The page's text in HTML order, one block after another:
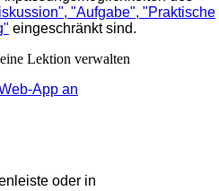
"Aufgabe", "Praktische
eingeschränkt sind.
Lektion verwalten
App an
oder in